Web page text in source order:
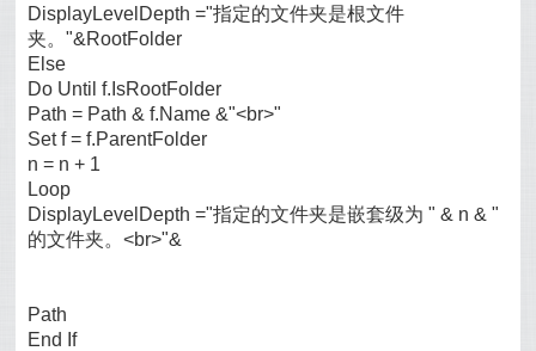
DisplayLevelDepth ="指定的文件夹是根文件
夹。"&RootFolder
Else
Do Until f.IsRootFolder
Path = Path & f.Name &"<br>"
Set f = f.ParentFolder
n = n + 1
Loop
DisplayLevelDepth ="指定的文件夹是嵌套级为 " & n & "
的文件夹。<br>"&
Path
End If